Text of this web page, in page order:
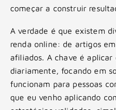
começar a construir
A verdade é que existem
renda online: de artigos
afiliados. A chave é aplicar
diariamente, focando em
funcionam para pessoas
que eu venho aplicando